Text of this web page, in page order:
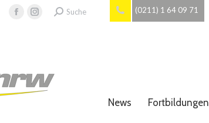
Facebook
new
window
Instagram
new
window
Search:
Suche (0211) 1 64 09 71
News Fortbildungen